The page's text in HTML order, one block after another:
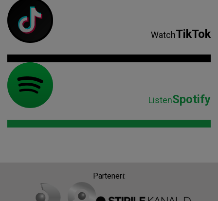
WatchTikTok
ListenSpotify
Parteneri: